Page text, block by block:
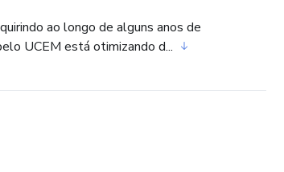
ao longo de alguns anos de
UCEM está otimizando d...